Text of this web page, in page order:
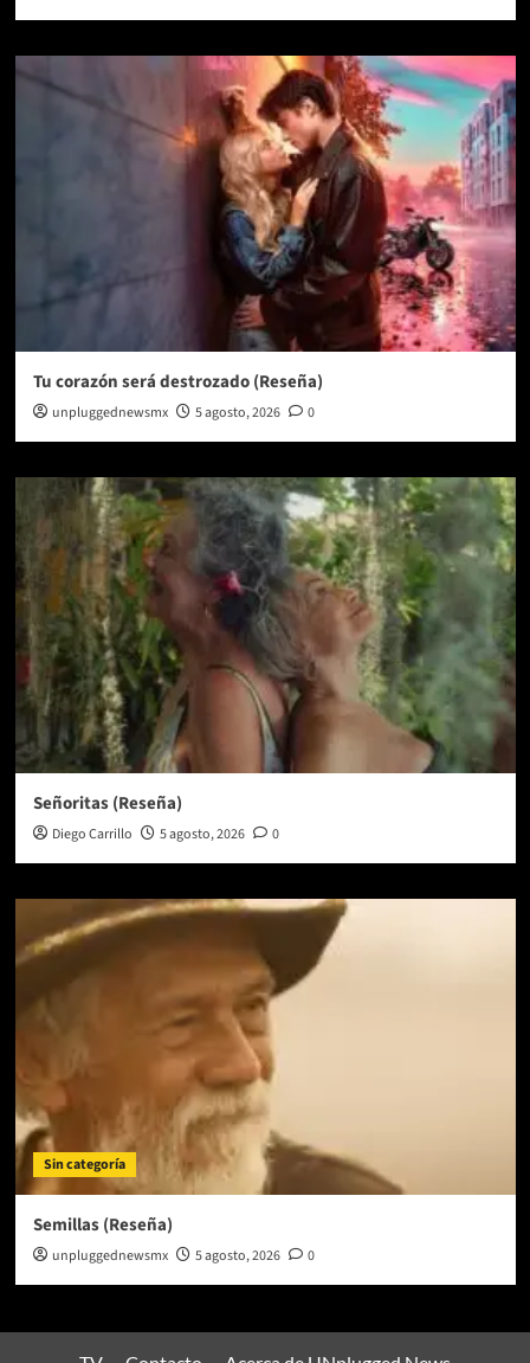
Tu corazón será destrozado (Reseña)
unpluggednewsmx 5 agosto, 2026 0
Señoritas (Reseña)
Diego Carrillo 5 agosto, 2026 0
Sin categoría
Semillas (Reseña)
unpluggednewsmx 5 agosto, 2026 0